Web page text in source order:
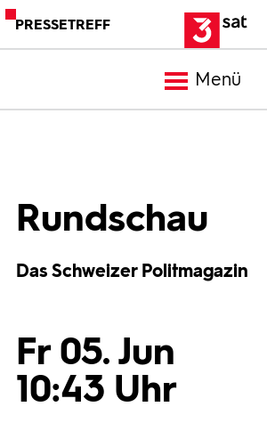
PRESSETREFF
Menü
Rundschau
Das Schweizer Politmagazin
Fr 05. Jun
10:43 Uhr